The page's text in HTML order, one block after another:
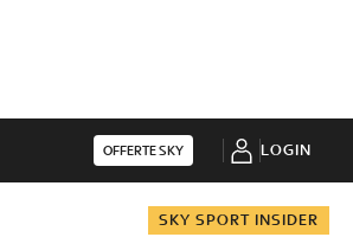
OFFERTE SKY LOGIN
SKY SPORT INSIDER